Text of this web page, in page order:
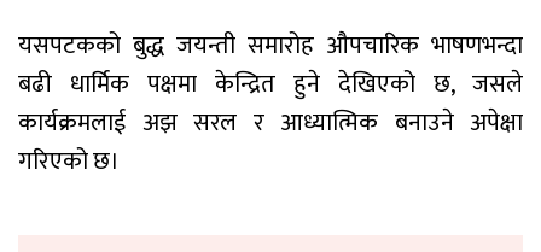
यसपटकको बुद्ध जयन्ती समारोह औपचारिक भाषणभन्दा
बढी धार्मिक पक्षमा केन्द्रित हुने देखिएको छ, जसले
कार्यक्रमलाई अझ सरल र आध्यात्मिक बनाउने अपेक्षा
गरिएको छ।